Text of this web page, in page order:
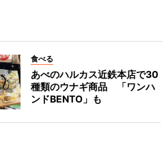
食べる
あべのハルカス近鉄本店で30
種類のウナギ商品 「ワンハ
ンドBENTO」も